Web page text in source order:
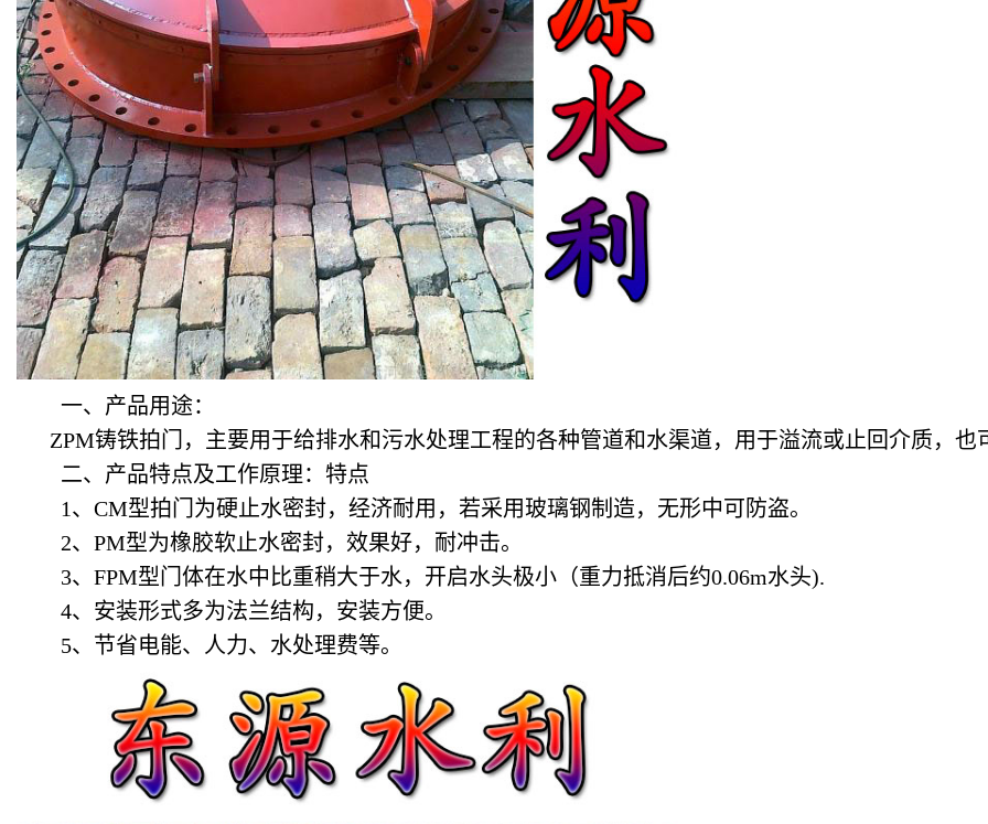
一、产品用途：
ZPM铸铁拍门，主要用于给排水和污水处理工程的各种管道和水渠道，用于溢流或止回介质，也
二、产品特点及工作原理：特点
1、CM型拍门为硬止水密封，经济耐用，若采用玻璃钢制造，无形中可防盗。
2、PM型为橡胶软止水密封，效果好，耐冲击。
3、FPM型门体在水中比重稍大于水，开启水头极小（重力抵消后约0.06m水头).
4、安装形式多为法兰结构，安装方便。
5、节省电能、人力、水处理费等。